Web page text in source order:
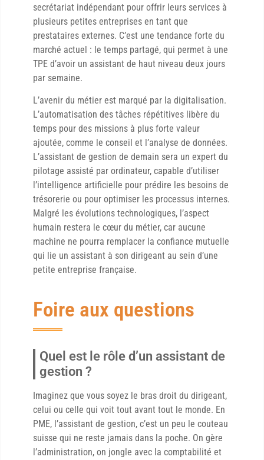
secrétariat indépendant pour offrir leurs services à
plusieurs petites entreprises en tant que
prestataires externes. C’est une tendance forte du
marché actuel : le temps partagé, qui permet à une
TPE d’avoir un assistant de haut niveau deux jours
par semaine.
L’avenir du métier est marqué par la digitalisation.
L’automatisation des tâches répétitives libère du
temps pour des missions à plus forte valeur
ajoutée, comme le conseil et l’analyse de données.
L’assistant de gestion de demain sera un expert du
pilotage assisté par ordinateur, capable d’utiliser
l’intelligence artificielle pour prédire les besoins de
trésorerie ou pour optimiser les processus internes.
Malgré les évolutions technologiques, l’aspect
humain restera le cœur du métier, car aucune
machine ne pourra remplacer la confiance mutuelle
qui lie un assistant à son dirigeant au sein d’une
petite entreprise française.
Foire aux questions
Quel est le rôle d’un assistant de
gestion ?
Imaginez que vous soyez le bras droit du dirigeant,
celui ou celle qui voit tout avant tout le monde. En
PME, l’assistant de gestion, c’est un peu le couteau
suisse qui ne reste jamais dans la poche. On gère
l’administration, on jongle avec la comptabilité et